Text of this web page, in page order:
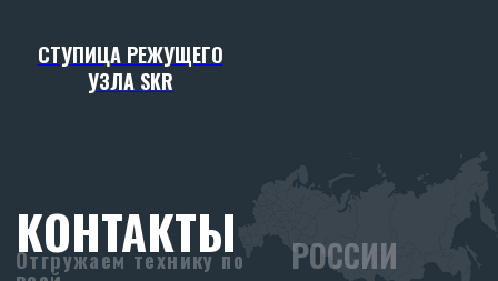
СТУПИЦА РЕЖУЩЕГО
УЗЛА SKR